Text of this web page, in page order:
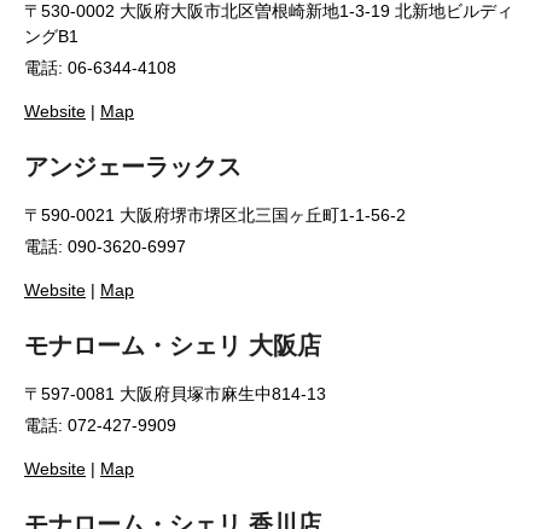
〒530-0002 大阪府大阪市北区曽根崎新地1-3-19 北新地ビルディ
ングB1
電話: 06-6344-4108
Website | Map
アンジェーラックス
〒590-0021 大阪府堺市堺区北三国ヶ丘町1-1-56-2
電話: 090-3620-6997
Website | Map
モナローム・シェリ 大阪店
〒597-0081 大阪府貝塚市麻生中814-13
電話: 072-427-9909
Website | Map